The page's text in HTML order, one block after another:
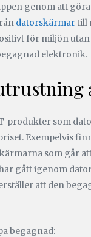
genom att
datorskärmartill
för miljön
elektronik.
produkter som
Exempelvis
som går
gått igenom
att den
begagnad: